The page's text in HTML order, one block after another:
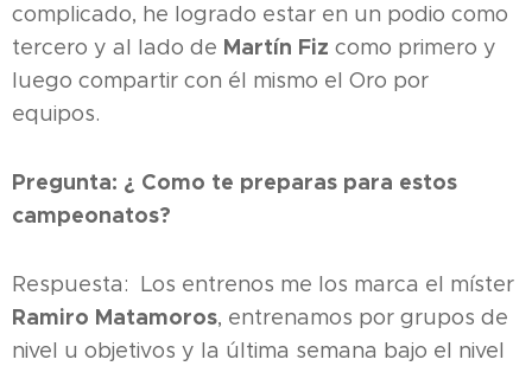
complicado, he logrado estar en un podio como
tercero y al lado de Martín Fiz como primero y
luego compartir con él mismo el Oro por
equipos.
Pregunta: ¿ Como te preparas para estos
campeonatos?
Respuesta: Los entrenos me los marca el míster
Ramiro Matamoros, entrenamos por grupos de
nivel u objetivos y la última semana bajo el nivel